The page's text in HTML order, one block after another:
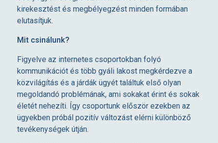
é
l
j
a
i
kirekesztést és megbélyegzést minden formában
elutasítjuk.
Mit csinálunk?
Figyelve az internetes csoportokban folyó
kommunikációt és több gyáli lakost megkérdezve a
közvilágítás és a járdák ügyét találtuk első olyan
megoldandó problémának, ami sokakat érint és sokak
életét nehezíti. Így csoportunk először ezekben az
ügyekben próbál pozitív változást elérni különböző
tevékenységek útján.